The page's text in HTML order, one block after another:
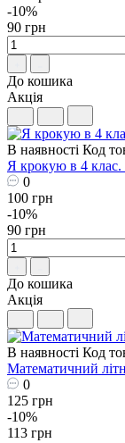
-10%
90 грн
До кошика
Акція
В наявності Код
Я крокую в 4 клас.
0
100 грн
-10%
90 грн
До кошика
Акція
В наявності Код
Математичний
0
125 грн
-10%
113 грн